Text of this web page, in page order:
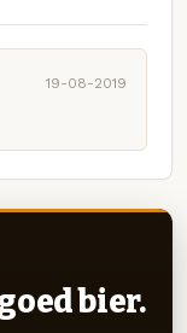
19-08-2019
bier.